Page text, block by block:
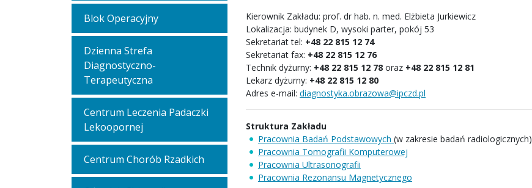
Blok Operacyjny
Dzienna Strefa
Diagnostyczno-
Terapeutyczna
Centrum Leczenia Padaczki
Lekoopornej
Centrum Chorób Rzadkich
Kierownik Zakładu: prof. dr hab. n. med. Elżbieta Jurkiewicz
Lokalizacja: budynek D, wysoki parter, pokój 53
Sekretariat tel: +48 22 815 12 74
Sekretariat fax: +48 22 815 12 76
Technik dyżurny: +48 22 815 12 78 oraz +48 22 815 12 81
Lekarz dyżurny: +48 22 815 12 80
Adres e-mail: diagnostyka.obrazowa@ipczd.pl
Struktura Zakładu
Pracownia Badań Podstawowych (w zakresie badań radiologicznych)
Pracownia Tomografii Komputerowej
Pracownia Ultrasonografii
Pracownia Rezonansu Magnetycznego